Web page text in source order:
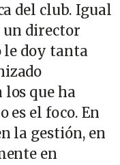
del club. Igual
un director
le doy tanta
los que ha
es el foco. En
la gestión, en
en